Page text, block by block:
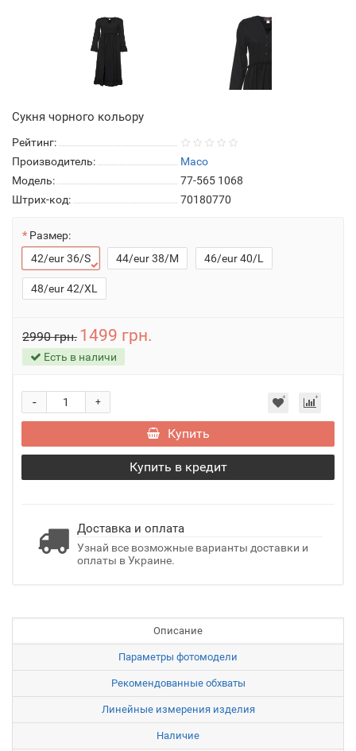
Сукня чорного кольору
Рейтинг:
Производитель:
Maco
Модель:
77-565 1068
Штрих-код:
70180770
Размер:
42/eur 36/S
44/eur 38/M 46/eur 40/L
48/eur 42/XL
2990 грн. 1499 грн.
Есть в наличи
+
-
Купить
Купить в кредит
Доставка и оплата
Узнай все возможные варианты доставки и
оплаты в Украине.
Описание
Параметры фотомодели
Рекомендованные обхваты
Линейные измерения изделия
Наличие